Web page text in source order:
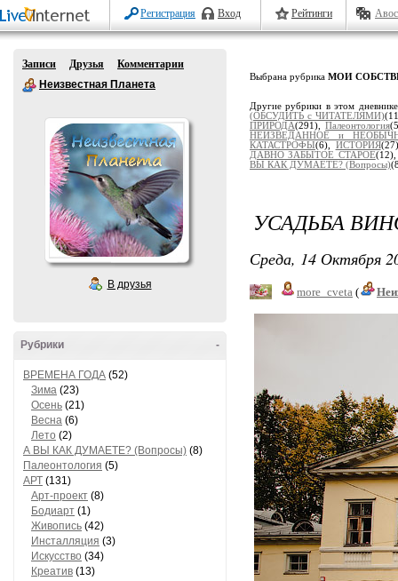
Регистрация Вход Рейтинги
Записи Друзья
Комментарии
Неизвестная Планета
В друзья
-
Рубрики
ВРЕМЕНА ГОДА (52)
Зима (23)
Осень (21)
Весна (6)
Лето (2)
А ВЫ КАК ДУМАЕТЕ? (Вопросы) (8)
Палеонтология (5)
АРТ (131)
Арт-проект (8)
Бодиарт (1)
Живопись (42)
Инсталляция (3)
Искусство (34)
Креатив (13)
Выбрана рубрика МОИ
Другие рубрики в этом
(ОБСУДИТЬ с ЧИТАТЕЛЯМИ)
ПРИРОДА(291),Палеонтология
НЕИЗВЕДАННОЕ и
КАТАСТРОФЫ(6), ИСТОРИЯ
ДАВНО ЗАБЫТОЕ СТАРОЕ
ВЫ КАК ДУМАЕТЕ? (Вопросы)
УСАДЬБА
Среда, 14 Октября
more_cveta (